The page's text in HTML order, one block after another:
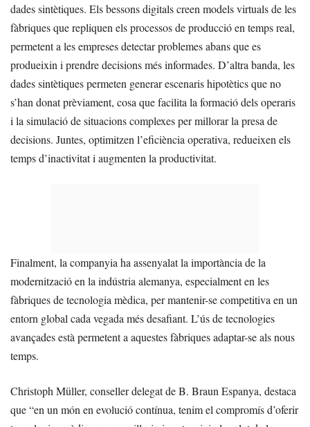
dades sintètiques. Els bessons digitals creen models virtuals de les
fàbriques que repliquen els processos de producció en temps real,
permetent a les empreses detectar problemes abans que es
produeixin i prendre decisions més informades. D’altra banda, les
dades sintètiques permeten generar escenaris hipotètics que no
s’han donat prèviament, cosa que facilita la formació dels operaris
i la simulació de situacions complexes per millorar la presa de
decisions. Juntes, optimitzen l’eficiència operativa, redueixen els
temps d’inactivitat i augmenten la productivitat.
Finalment, la companyia ha assenyalat la importància de la
modernització en la indústria alemanya, especialment en les
fàbriques de tecnologia mèdica, per mantenir-se competitiva en un
entorn global cada vegada més desafiant. L’ús de tecnologies
avançades està permetent a aquestes fàbriques adaptar-se als nous
temps.
Christoph Müller, conseller delegat de B. Braun Espanya, destaca
que “en un món en evolució contínua, tenim el compromís d’oferir